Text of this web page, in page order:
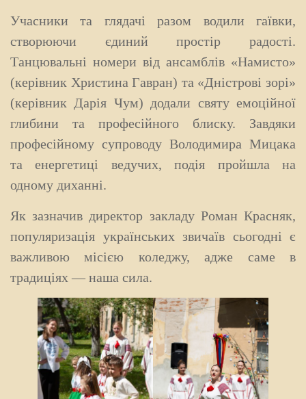
Учасники та глядачі разом водили гаївки,
створюючи єдиний простір радості.
Танцювальні номери від ансамблів «Намисто»
(керівник Христина Гавран) та «Дністрові зорі»
(керівник Дарія Чум) додали святу емоційної
глибини та професійного блиску. Завдяки
професійному супроводу Володимира Мицака
та енергетиці ведучих, подія пройшла на
одному диханні.
Як зазначив директор закладу Роман Красняк,
популяризація українських звичаїв сьогодні є
важливою місією коледжу, адже саме в
традиціях — наша сила.